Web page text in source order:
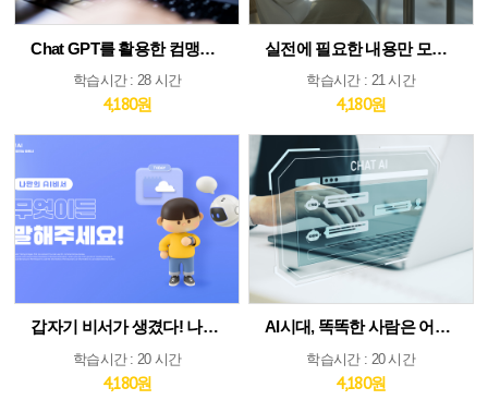
Chat GPT를 활용한 컴맹도 쉬운 AI
학습시간 : 28 시간
4,180원
실전에 필요한 내용만 모았다! ChatGPT&AI 툴 활용 가이드
학습시간 : 21 시간
4,180원
갑자기 비서가 생겼다! 나만의 AI인턴 활용법
학습시간 : 20 시간
4,180원
AI시대, 똑똑한 사람은 어떻게 생각하고 질문하는가
학습시간 : 20 시간
4,180원